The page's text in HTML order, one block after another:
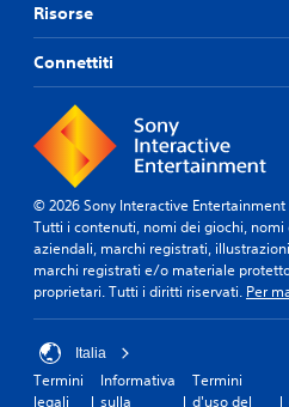
Risorse
Connettiti
© 2026 Sony Interactive Entertainment
Tutti i contenuti, nomi dei giochi,
aziendali, marchi registrati,
marchi registrati e/o materiale
proprietari. Tutti i diritti riservati. Per
Italia
Termini
legali
Informativa
sulla
Termini
d'uso del